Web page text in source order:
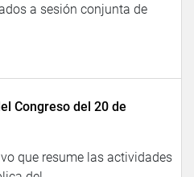
a sesión conjunta de
Congreso del 20 de
que resume las actividades